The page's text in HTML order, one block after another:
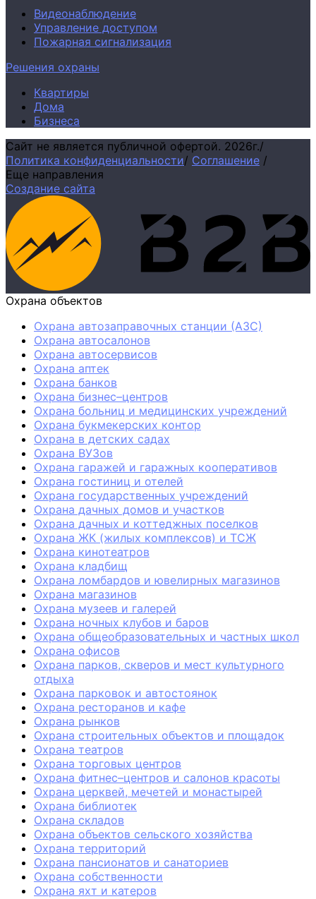
Видеонаблюдение
Управление доступом
Пожарная сигнализация
Решения охраны
Квартиры
Дома
Бизнеса
Сайт не является публичной офертой. 2026г./
Политика конфиденциальности/ Соглашение /
Еще направления
Создание сайта
Охрана объектов
Охрана автозаправочных станции (АЗС)
Охрана автосалонов
Охрана автосервисов
Охрана аптек
Охрана банков
Охрана бизнес–центров
Охрана больниц и медицинских учреждений
Охрана букмекерских контор
Охрана в детских садах
Охрана ВУЗов
Охрана гаражей и гаражных кооперативов
Охрана гостиниц и отелей
Охрана государственных учреждений
Охрана дачных домов и участков
Охрана дачных и коттеджных поселков
Охрана ЖК (жилых комплексов) и ТСЖ
Охрана кинотеатров
Охрана кладбищ
Охрана ломбардов и ювелирных магазинов
Охрана магазинов
Охрана музеев и галерей
Охрана ночных клубов и баров
Охрана общеобразовательных и частных школ
Охрана офисов
Охрана парков, скверов и мест культурного
отдыха
Охрана парковок и автостоянок
Охрана ресторанов и кафе
Охрана рынков
Охрана строительных объектов и площадок
Охрана театров
Охрана торговых центров
Охрана фитнес–центров и салонов красоты
Охрана церквей, мечетей и монастырей
Охрана библиотек
Охрана складов
Охрана объектов сельского хозяйства
Охрана территорий
Охрана пансионатов и санаториев
Охрана собственности
Охрана яхт и катеров